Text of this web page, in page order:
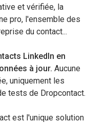
et vérifiée, la
pro, l'ensemble des
du contact...
LinkedIn en
à jour. Aucune
uniquement les
tests de Dropcontact.
est l'unique solution